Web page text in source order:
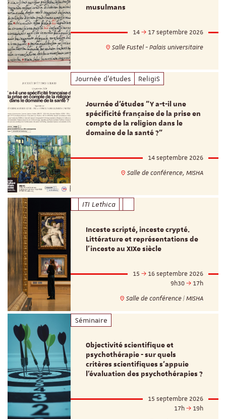
musulmans
14
17 septembre 2026
Salle Fustel - Palais universitaire
Journée d'études ReligiS
Journée d’études "Y a-t-il une
spécificité française de la prise en
compte de la religion dans le
domaine de la santé ?"
14 septembre 2026
Salle de conférence, MISHA
ITI Lethica
Inceste scripté, inceste crypté.
Littérature et représentations de
l’inceste au XIXe siècle
15
16 septembre 2026
9h30
17h
Salle de conférence | MISHA
Séminaire
Objectivité scientifique et
psychothérapie - sur quels
critères scientifiques s'appuie
l'évaluation des psychothérapies ?
15 septembre 2026
17h
19h